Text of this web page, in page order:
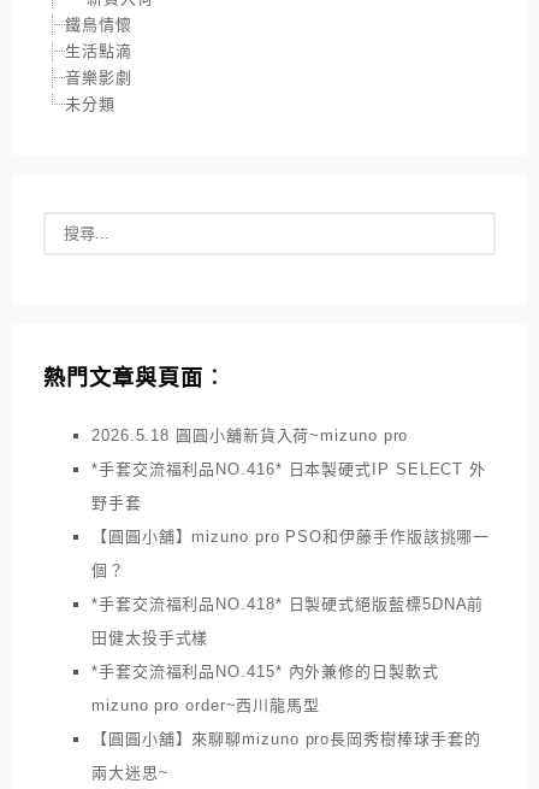
鐵鳥情懷
生活點滴
音樂影劇
未分類
熱門文章與頁面︰
2026.5.18 圓圓小舖新貨入荷~mizuno pro
*手套交流福利品NO.416* 日本製硬式IP SELECT 外
野手套
【圓圓小舖】mizuno pro PSO和伊藤手作版該挑哪一
個？
*手套交流福利品NO.418* 日製硬式絕版藍標5DNA前
田健太投手式樣
*手套交流福利品NO.415* 內外兼修的日製軟式
mizuno pro order~西川龍馬型
【圓圓小舖】來聊聊mizuno pro長岡秀樹棒球手套的
兩大迷思~